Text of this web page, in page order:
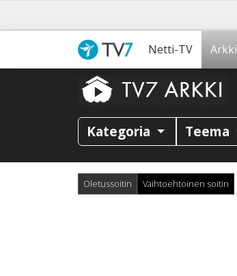
Netti-TV Arkki
Kategoria Teema
Oletussoitin Vaihtoehtoinen soitin